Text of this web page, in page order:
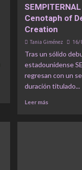
Cenotaph of
Creation
Tania Giménez 16/
Tras un sólido
estadounidense
regresan con un
duración titulado...
Leer más